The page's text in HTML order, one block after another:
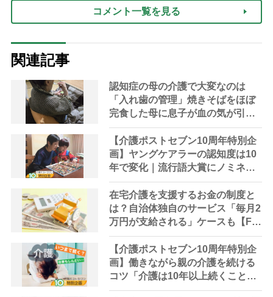
コメント一覧を見る
関連記事
認知症の母の介護で大変なのは
「入れ歯の管理」焼きそばをほぼ
完食した母に息子が血の気が引い
た理由
【介護ポストセブン10周年特別企
画】ヤングケアラーの認知度は10
年で変化｜流行語大賞にノミネー
ト、法律にも明記されたが果たし
て現在は？
在宅介護を支援するお金の制度と
は？自治体独自のサービス「毎月2
万円が支給される」ケースも【FP
解説】
【介護ポストセブン10周年特別企
画】働きながら親の介護を続ける
コツ「介護は10年以上続くこと
も…3つのフェーズに分けて考えて